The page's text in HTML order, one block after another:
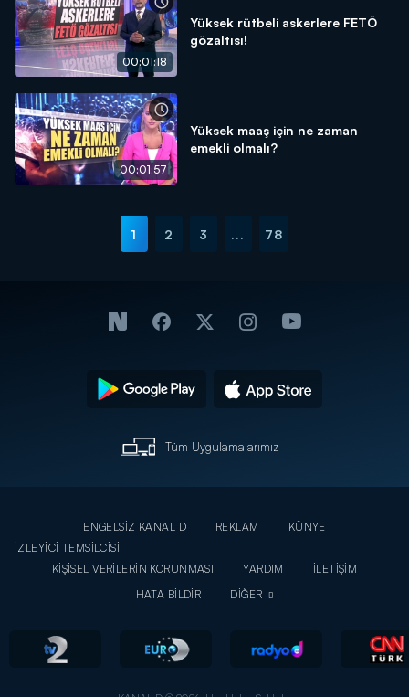
00:01:18
Yüksek rütbeli askerlere FETÖ
gözaltısı!
00:01:57
Yüksek maaş için ne zaman
emekli olmalı?
1 2 3 ... 78
Tüm Uygulamalarımız
ENGELSİZ KANAL D REKLAM
KÜNYE
İZLEYİCİ TEMSİLCİSİ
KİŞİSEL VERİLERİN KORUNMASI
YARDIM
İLETİŞİM
HATA BİLDİR
DİĞER